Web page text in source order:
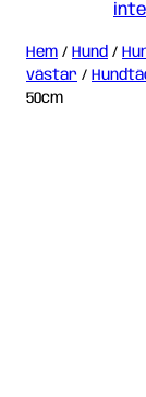
Hem / Hund /
västar /
50cm